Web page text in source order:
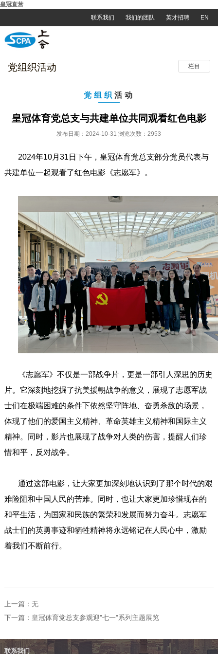
皇冠直营
联系我们
我们的团队 英才招聘 EN
栏目
党组织活动
党组织 活动
皇冠体育党总支与共建单位共同观看红色电影
发布日期：2024-10-31 浏览次数：2953
2024年10月31日下午，皇冠体育党总支部分党员代表与
共建单位一起观看了红色电影《志愿军》。
《志愿军》不仅是一部战争片，更是一部引人深思的历史
片。它深刻地挖掘了抗美援朝战争的意义，展现了志愿军战
士们在极端困难的条件下依然坚守阵地、奋勇杀敌的场景，
体现了他们的爱国主义精神、革命英雄主义精神和国际主义
精神。同时，影片也展现了战争对人类的伤害，提醒人们珍
惜和平，反对战争。
通过这部电影，让大家更加深刻地认识到了那个时代的艰
难险阻和中国人民的苦难。同时，也让大家更加珍惜现在的
和平生活，为国家和民族的繁荣和发展而努力奋斗。志愿军
战士们的英勇事迹和牺牲精神将永远铭记在人民心中，激励
着我们不断前行。
上一篇：无
下一篇： 皇冠体育党总支参观迎"七一"系列主题展览
联系我们